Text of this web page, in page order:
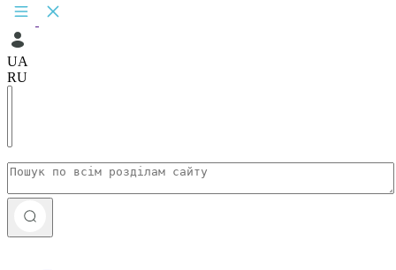
UA
RU